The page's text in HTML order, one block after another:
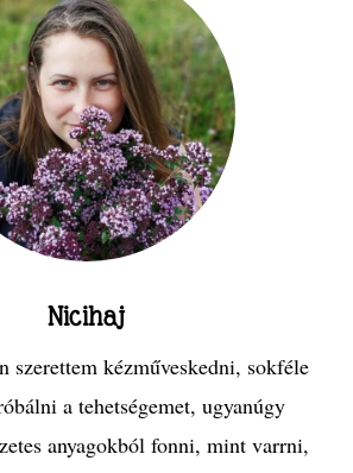
Nicihaj
szerettem kézműveskedni, sokféle
a tehetségemet, ugyanúgy
anyagokból fonni, mint varrni,